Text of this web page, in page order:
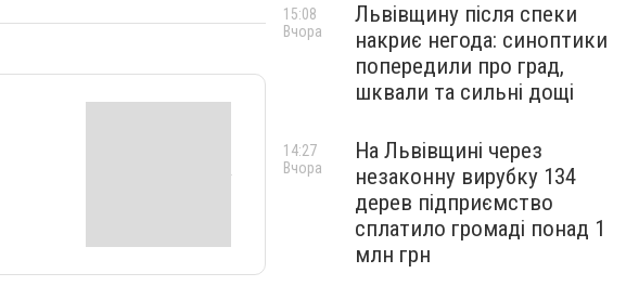
Львівщину після спеки
накриє негода: синоптики
попередили про град,
шквали та сильні дощі
15:08
Вчора
На Львівщині через
незаконну вирубку 134
дерев підприємство
сплатило громаді понад 1
млн грн
14:27
Вчора